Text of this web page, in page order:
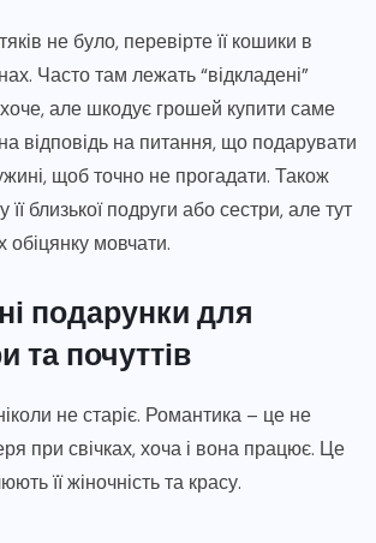
не було, перевірте її кошики в
Часто там лежать “відкладені”
але шкодує грошей купити саме
відповідь на питання, що подарувати
щоб точно не прогадати. Також
близької подруги або сестри, але тут
обіцянку мовчати.
подарунки для
та почуттів
не старіє. Романтика – це не
при свічках, хоча і вона працює. Це
її жіночність та красу.